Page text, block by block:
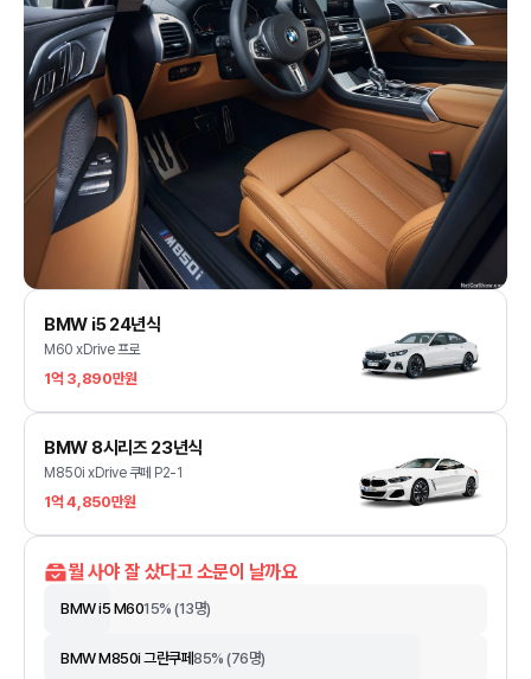
BMW i5 24년식
M60 xDrive 프로
1억 3,890만원
BMW 8시리즈 23년식
M850i xDrive 쿠페 P2-1
1억 4,850만원
뭘 사야 잘 샀다고 소문이 날까요
BMW i5 M6015% (13명)
BMW M850i 그란쿠페 85% (76명)